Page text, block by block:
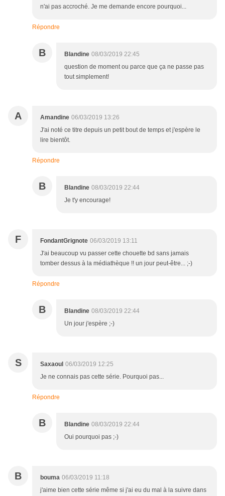
n'ai pas accroché. Je me demande encore pourquoi...
Répondre
B Blandine 08/03/2019 22:45
question de moment ou parce que ça ne passe pas
tout simplement!
A Amandine 06/03/2019 13:26
J'ai noté ce titre depuis un petit bout de temps et j'espère le
lire bientôt.
Répondre
B Blandine 08/03/2019 22:44
Je t'y encourage!
F FondantGrignote 06/03/2019 13:11
J'ai beaucoup vu passer cette chouette bd sans jamais
tomber dessus à la médiathèque !! un jour peut-être... ;-)
Répondre
B Blandine 08/03/2019 22:44
Un jour j'espère ;-)
S Saxaoul 06/03/2019 12:25
Je ne connais pas cette série. Pourquoi pas...
Répondre
B Blandine 08/03/2019 22:44
Oui pourquoi pas ;-)
B bouma 06/03/2019 11:18
j'aime bien cette série même si j'ai eu du mal à la suivre dans